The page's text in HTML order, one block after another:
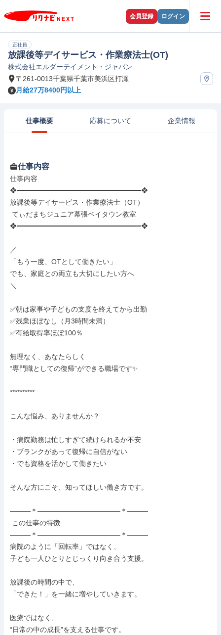
会員登録 ログイン
正社員
放課後等デイサービス・作業療法士(OT)
株式会社エルダーテイメント・ジャパン
〒261-0013千葉県千葉市美浜区打瀬
月給27万8400円以上
仕事概要 応募について 企業情報
仕事内容
仕事内容
❖━━━━━━━━━━━━━━━━━━❖
放課後等デイサービス・作業療法士（OT）
❖━━━━━━━━━━━━━━━━━━❖
／
「もう一度、OTとして働きたい」
でも、家庭との両立も大切にしたい方へ
＼
✅朝は家事や子どもの支度を終えてから出勤
✅残業ほぼなし（月3時間未満）
✅有給取得率ほぼ100％
無理なく、あなたらしく
“専門職としての復帰”ができる職場です✨
**********
こんな悩み、ありませんか？
・病院勤務は忙しすぎて続けられるか不安
・ブランクがあって復帰に自信がない
・でも資格を活かして働きたい
そんな方にこそ、知ってほしい働き方です。
―――＊――――――――――――＊―――
―――＊――――――――――――＊―――
病院のように「回転率」ではなく、
子ども一人ひとりとじっくり向き合う支援。
放課後の時間の中で、
「できた！」を一緒に増やしていきます。
医療ではなく、
“日常の中の成長”を支える仕事です。